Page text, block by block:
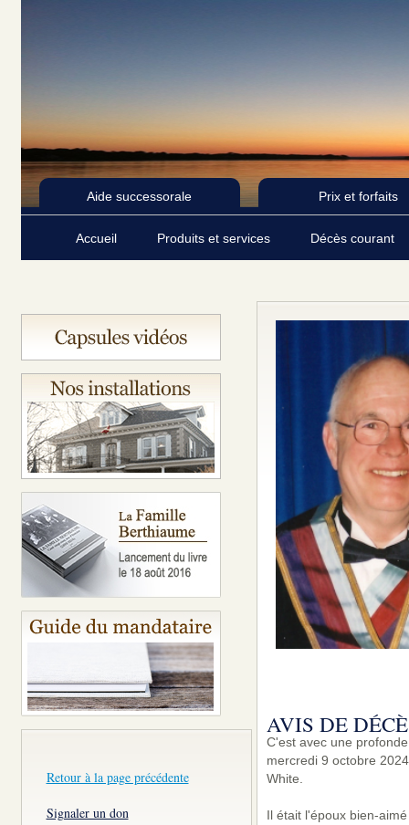
Aide successorale Prix et forfaits
Accueil Produits et services Décès courant
Retour à la page précédente
Signaler un don
AVIS DE
C'est avec une
mercredi 9 octobre
White.
Il était l'époux bien-